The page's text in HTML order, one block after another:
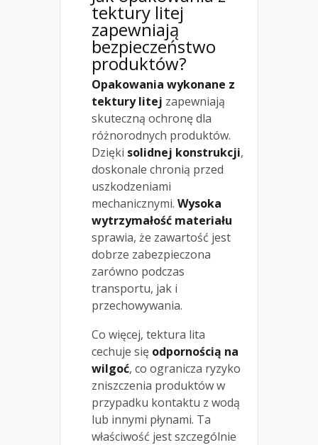
tektury litej
zapewniają
bezpieczeństwo
produktów?
Opakowania wykonane z
tektury litej zapewniają
skuteczną ochronę dla
różnorodnych produktów.
Dzięki solidnej konstrukcji,
doskonale chronią przed
uszkodzeniami
mechanicznymi. Wysoka
wytrzymałość materiału
sprawia, że zawartość jest
dobrze zabezpieczona
zarówno podczas
transportu, jak i
przechowywania.
Co więcej, tektura lita
cechuje się odpornością na
wilgoć, co ogranicza ryzyko
zniszczenia produktów w
przypadku kontaktu z wodą
lub innymi płynami. Ta
właściwość jest szczególnie